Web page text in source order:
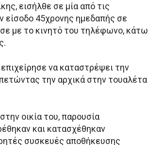
εισήλθε σε μία από τις
είσοδο 45χρονης ημεδαπής σε
με το κινητό του τηλέφωνο, κάτω
να καταστρέψει την
την αρχικά στην τουαλέτα
οικία του, παρουσία
και κατασχέθηκαν
συσκευές αποθήκευσης